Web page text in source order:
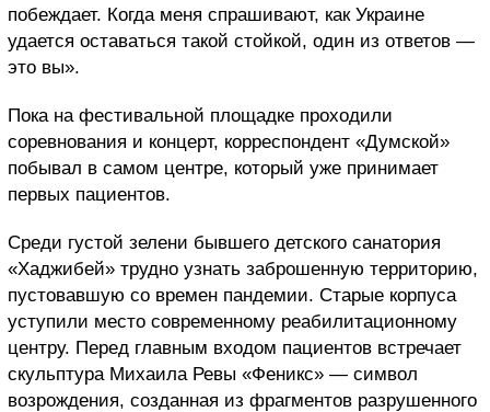
побеждает. Когда меня спрашивают, как Украине
удается оставаться такой стойкой, один из ответов —
это вы».
Пока на фестивальной площадке проходили
соревнования и концерт, корреспондент «Думской»
побывал в самом центре, который уже принимает
первых пациентов.
Среди густой зелени бывшего детского санатория
«Хаджибей» трудно узнать заброшенную территорию,
пустовавшую со времен пандемии. Старые корпуса
уступили место современному реабилитационному
центру. Перед главным входом пациентов встречает
скульптура Михаила Ревы «Феникс» — символ
возрождения, созданная из фрагментов разрушенного